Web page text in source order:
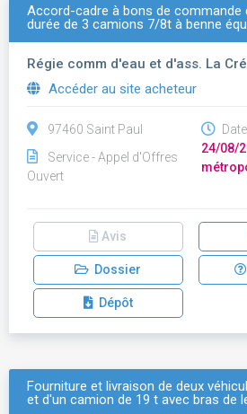
Accord-cadre à bons de commande
durée de 3 camions 7/8t à benne
Régie comm d'eau et d'ass. La
Accéder au site acheteur
97460 Saint Paul
Service - Appel d'Offres
Ouvert
24/08/
Avis
Dossier
Dépôt
Fourniture et livraison de deux
et d'un camion de 19 t avec bras de